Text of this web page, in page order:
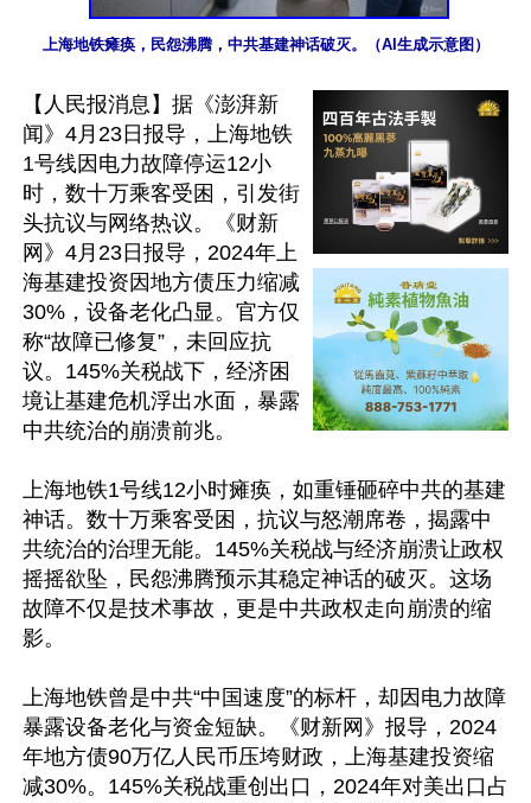
上海地铁瘫痪，民怨沸腾，中共基建神话破灭。（AI生成示意图）
【人民报消息】据《澎湃新
闻》4月23日报导，上海地铁
1号线因电力故障停运12小
时，数十万乘客受困，引发街
头抗议与网络热议。《财新
网》4月23日报导，2024年上
海基建投资因地方债压力缩减
30%，设备老化凸显。官方仅
称“故障已修复”，未回应抗
议。145%关税战下，经济困
境让基建危机浮出水面，暴露
中共统治的崩溃前兆。
上海地铁1号线12小时瘫痪，如重锤砸碎中共的基建
神话。数十万乘客受困，抗议与怒潮席卷，揭露中
共统治的治理无能。145%关税战与经济崩溃让政权
摇摇欲坠，民怨沸腾预示其稳定神话的破灭。这场
故障不仅是技术事故，更是中共政权走向崩溃的缩
影。
上海地铁曾是中共“中国速度”的标杆，却因电力故障
暴露设备老化与资金短缺。《财新网》报导，2024
年地方债90万亿人民币压垮财政，上海基建投资缩
减30%。145%关税战重创出口，2024年对美出口占